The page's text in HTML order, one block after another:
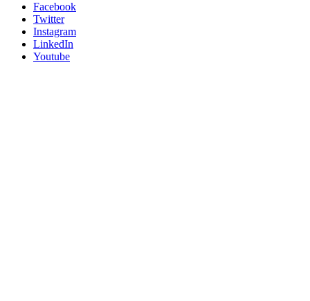
Facebook
Twitter
Instagram
LinkedIn
Youtube